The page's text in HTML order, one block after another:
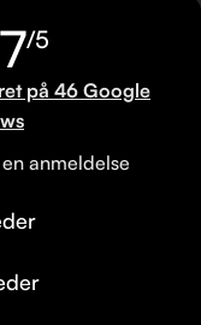
/5
på 46 Google
anmeldelse